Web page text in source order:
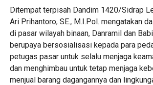
Ditempat terpisah Dandim 1420/Sidrap
Ari Prihantoro, SE., M.I.Pol. mengatakan
di pasar wilayah binaan, Danramil dan
berupaya bersosialisasi kepada para
petugas pasar untuk selalu menjaga
dan menghimbau untuk tetap menjaga
menjual barang dagangannya dan